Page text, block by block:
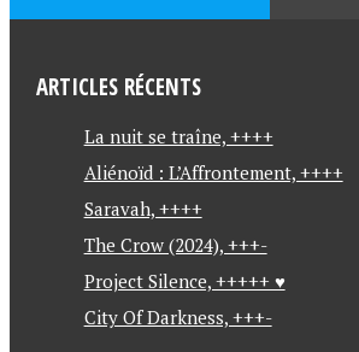
ARTICLES RÉCENTS
La nuit se traîne, ++++
Aliénoïd : L’Affrontement, ++++
Saravah, ++++
The Crow (2024), +++-
Project Silence, +++++ ♥
City Of Darkness, +++-